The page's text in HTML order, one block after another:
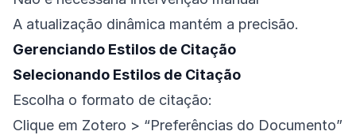
A atualização dinâmica mantém a precisão.
Gerenciando Estilos de Citação
Selecionando Estilos de Citação
Escolha o formato de citação:
Clique em Zotero > “Preferências do Documento”